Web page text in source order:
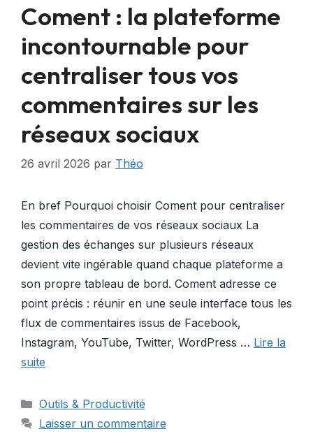
Coment : la plateforme
incontournable pour
centraliser tous vos
commentaires sur les
réseaux sociaux
26 avril 2026 par Théo
En bref Pourquoi choisir Coment pour centraliser
les commentaires de vos réseaux sociaux La
gestion des échanges sur plusieurs réseaux
devient vite ingérable quand chaque plateforme a
son propre tableau de bord. Coment adresse ce
point précis : réunir en une seule interface tous les
flux de commentaires issus de Facebook,
Instagram, YouTube, Twitter, WordPress … Lire la
suite
Catégories
Outils & Productivité
Laisser un commentaire